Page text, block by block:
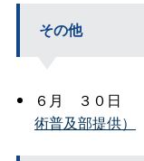
その他
６ 月 ３０ 日
術普及部提供）